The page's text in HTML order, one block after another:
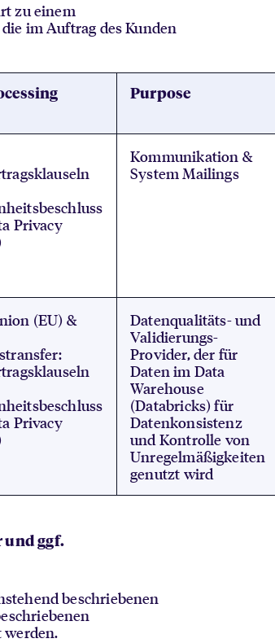
zu einem
im Auftrag des Kunden
Purpose
Privacy
Kommunikation &
System Mailings
(EU) &
Privacy
Datenqualitäts- und
Validierungs-
Provider, der für
Daten im Data
Warehouse
(Databricks) für
Datenkonsistenz
und Kontrolle von
Unregelmäßigkeiten
genutzt wird
und ggf.
beschriebenen
werden.